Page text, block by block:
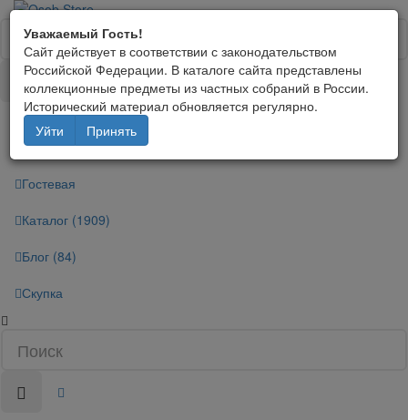
WhatsApp/Telegram
+79160085939
Гостевая
Каталог (1909)
Блог (84)
Скупка
Уважаемый Гость!
Сайт действует в соответствии с законодательством
Российской Федерации. В каталоге сайта представлены
коллекционные предметы из частных собраний в России.
Исторический материал обновляется регулярно.
Уйти
Принять